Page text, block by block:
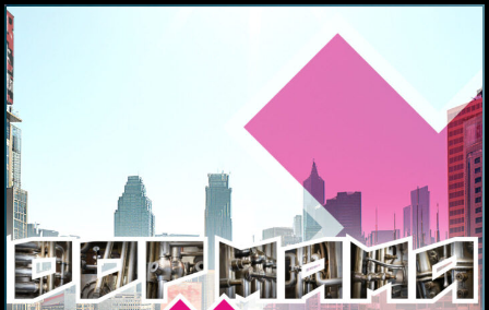
MOOP MAMA